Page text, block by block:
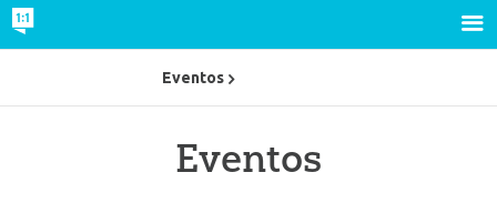
Eventos
Eventos